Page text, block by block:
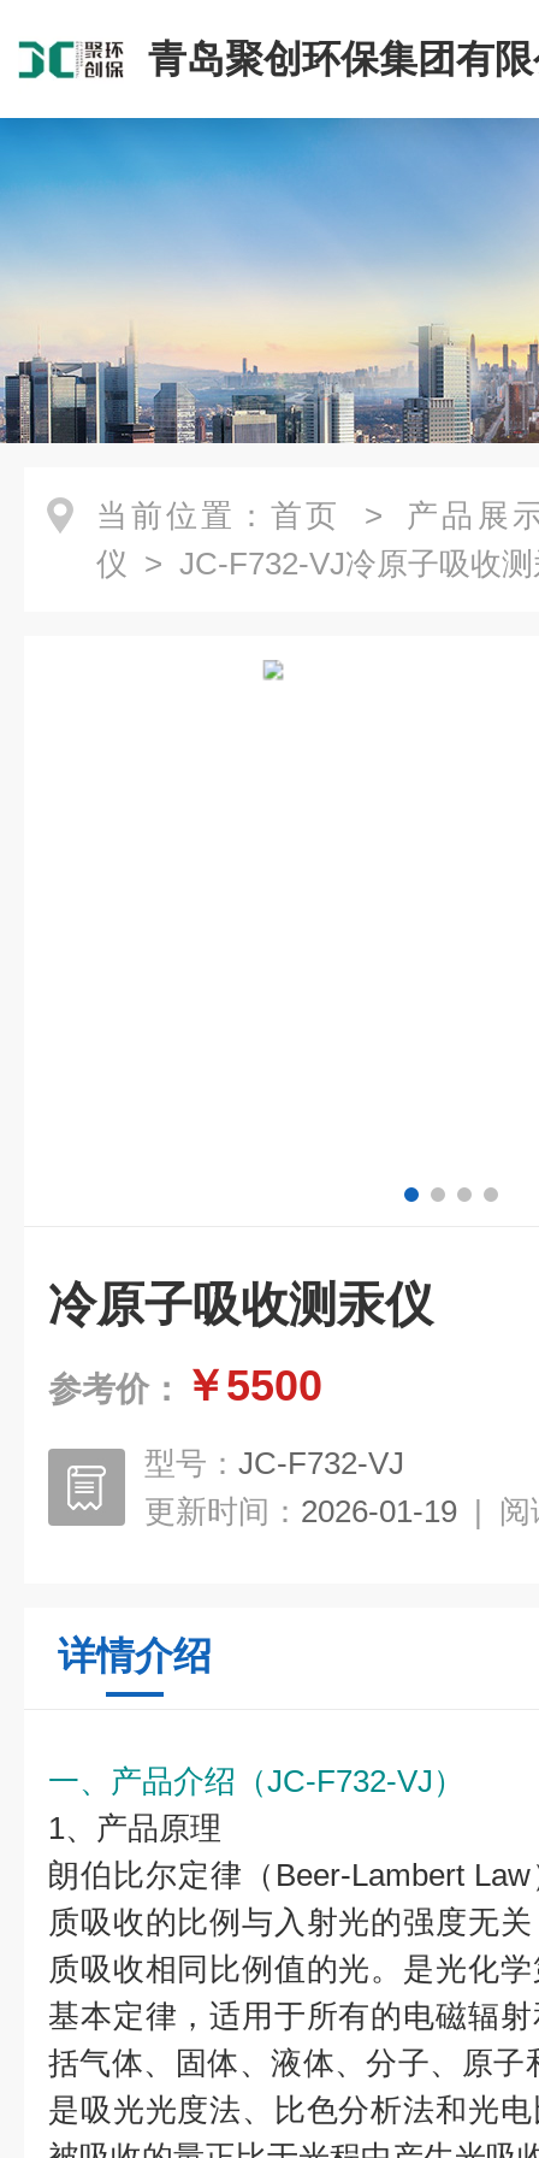
青岛聚创环保集团有
当前位置： 首页 > 产品展
仪 > JC-F732-VJ冷原子吸收
冷原子吸收测汞仪
参考价： ￥5500
型号： JC-F732-VJ
更新时间： 2026-01-19 | 阅
详情介绍
一、产品介绍（JC-F732-VJ ）
1、产品原理
朗伯比尔定律（Beer-Lambert
质吸收的比例与入射光的强度无
质吸收相同比例值的光。是光化
基本定律，适用于所有的电磁辐
括气体、固体、液体、分子、原
是吸光光度法、比色分析法和光